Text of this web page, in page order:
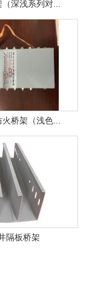
深浅系列对...
桥架（浅色...
隔板桥架